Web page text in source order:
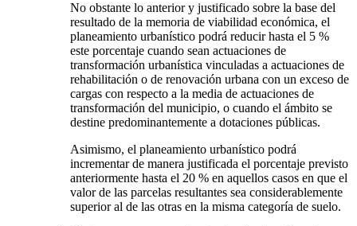
No obstante lo anterior y justificado sobre la base del
resultado de la memoria de viabilidad económica, el
planeamiento urbanístico podrá reducir hasta el 5 %
este porcentaje cuando sean actuaciones de
transformación urbanística vinculadas a actuaciones de
rehabilitación o de renovación urbana con un exceso de
cargas con respecto a la media de actuaciones de
transformación del municipio, o cuando el ámbito se
destine predominantemente a dotaciones públicas.
Asimismo, el planeamiento urbanístico podrá
incrementar de manera justificada el porcentaje previsto
anteriormente hasta el 20 % en aquellos casos en que el
valor de las parcelas resultantes sea considerablemente
superior al de las otras en la misma categoría de suelo.